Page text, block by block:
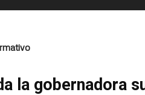
la gobernadora